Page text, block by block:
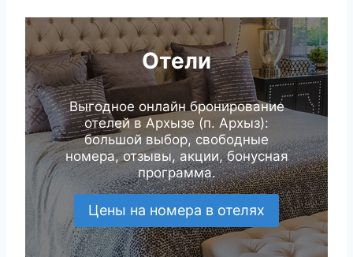
Отели
Выгодное онлайн бронирование
отелей в Архызе (п. Архыз):
большой выбор, свободные
номера, отзывы, акции, бонусная
программа.
Цены на номера в отелях